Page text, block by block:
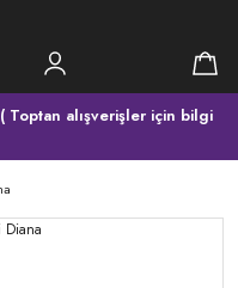
Toptan alışverişler için bilgi